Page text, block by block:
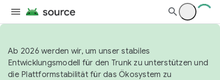
Ab 2026 werden wir, um unser stabiles
Entwicklungsmodell für den Trunk zu unterstützen und
die Plattformstabilität für das Ökosystem zu